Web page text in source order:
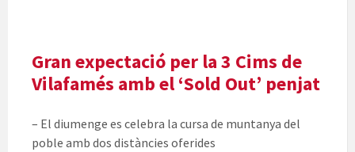
Gran expectació per la 3 Cims de
Vilafamés amb el ‘Sold Out’ penjat
– El diumenge es celebra la cursa de muntanya del
poble amb dos distàncies oferides